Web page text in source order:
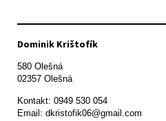
Dominik Krištofík
580 Olešná
Kontakt: 0949 530 054
Email: dkristofik06@gmail.com